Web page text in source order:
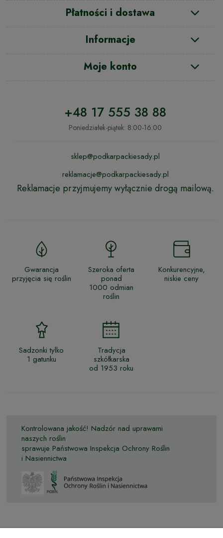
Płatności i dostawa
Informacje
Moje konto
+48 17 555 38 88
Poniedziałek-piątek: 8:00-16:00
sklep@podkarpackiesady.pl
reklamacje@podkarpackiesady.pl
Reklamacje przyjmujemy wyłącznie drogą mailową.
Gwarancja
przyjęcia się roślin
Szeroka oferta
ponad
1000 odmian
roślin
Konkurencyjne,
niskie ceny
Sadzonki tylko
1 gatunku
Tradycja
szkółkarska
od 1953 roku
Kontrolowana jakość! Nadzór nad uprawami
naszych roślin
sprawuje Państwowa Inspekcja Ochrony Roślin
i Nasiennictwa